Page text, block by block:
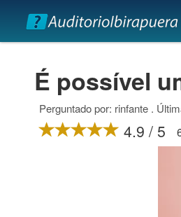
É possível
Perguntado por: rinfante .
4.9 / 5